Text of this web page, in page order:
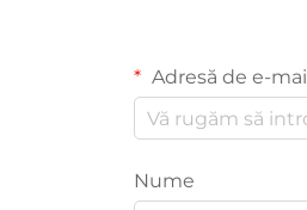
Adresă de e-mail
Nume